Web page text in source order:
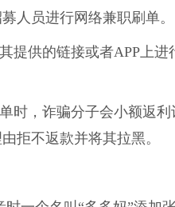
人员进行网络兼职刷单。
提供的链接或者APP上
时，诈骗分子会小额返
拒不返款并将其拉黑。